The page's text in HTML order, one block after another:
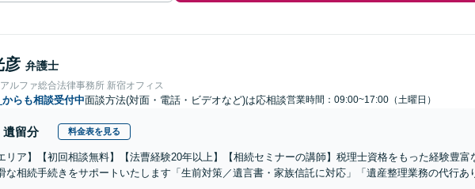
彦 弁護士
ルファ総合法律事務所 新宿オフィス
からも相談受付中面談方法(対面・電話・ビデオなど)は応相談営業時間：09:00~17:00（土曜日）
遺留分 料金表を見る
リア】【初回相談無料】【法曹経験20年以上】【相続セミナーの講師】税理士資格をもった経験豊富
な相続手続きをサポートいたします「生前対策／遺言書・家族信託に対応」「遺産整理業務の代行あ